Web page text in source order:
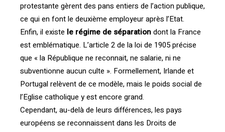
protestante gèrent des pans entiers de l’action publique,
ce qui en font le deuxième employeur après l’Etat.
Enfin, il existe le régime de séparationdont la France
est emblématique. L’article 2 de la loi de 1905 précise
que « la République ne reconnait, ne salarie, ni ne
subventionne aucun culte ». Formellement, Irlande et
Portugal relèvent de ce modèle, mais le poids social de
l’Eglise catholique y est encore grand.
Cependant, au-delà de leurs différences, les pays
européens se reconnaissent dans les Droits de